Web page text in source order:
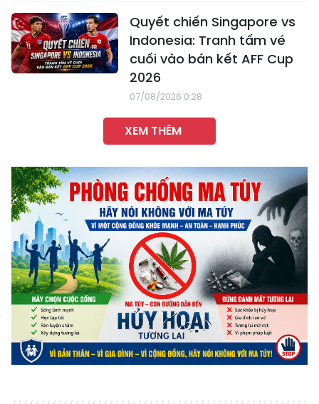
Quyết chiến Singapore vs
Indonesia: Tranh tấm vé
cuối vào bán kết AFF Cup
2026
07/08/2026 0:28
XEM THÊM